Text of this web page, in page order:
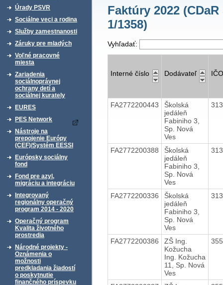
Úrady PSVR
Sociálne veci a rodina
Služby zamestnanosti
Záruky pre mladých
Voľné pracovné
miesta
Zariadenia
sociálnoprávnej
ochrany detí a
sociálnej kurately
EURES
PES Network
Nástroje na
prepojenie Európy
(CEF)/Systém EESSI
Európsky sociálny
fond
Fond pre azyl,
migráciu a integráciu
Integrovaný
regionálny operačný
program 2014 - 2020
Operačný program
Kvalita životného
prostredia
Národné projekty -
Oznámenia o
možnosti
predkladania žiadostí
o poskytnutie
finančného príspevku
Faktúry 2022
1/1358)
Vyhľadať:
Interné číslo Dodávateľ IČO
FA2772200443
Školská
jedáleň
Fabiniho 3,
Sp. Nová
Ves
FA2772200388
Školská
jedáleň
Fabiniho 3,
Sp. Nová
Ves
FA2772200336
Školská
jedáleň
Fabiniho 3,
Sp. Nová
Ves
FA2772200386
ZŠ Ing.
Kožucha
Ing. Kožucha
11, Sp. Nová
Ves